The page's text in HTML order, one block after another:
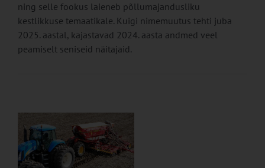
ning selle fookus laieneb põllumajandusliku
kestlikkuse temaatikale. Kuigi nimemuutus tehti juba
2025. aastal, kajastavad 2024. aasta andmed veel
peamiselt seniseid näitajaid.